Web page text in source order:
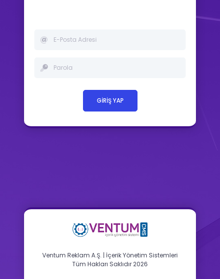
GİRİŞ YAP
Ventum Reklam A.Ş. | İçerik Yönetim Sistemleri
Tüm Hakları Saklıdır 2026